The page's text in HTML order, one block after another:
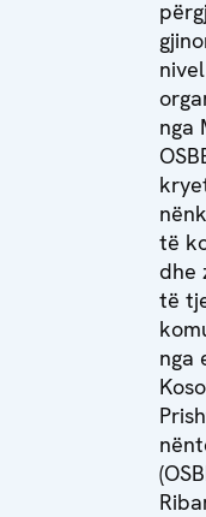
nga
të
dhe
të
nga